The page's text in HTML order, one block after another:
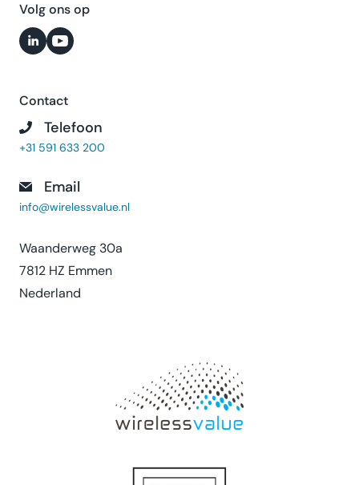
Volg ons op
Contact
Telefoon
+31 591 633 200
Email
info@wirelessvalue.nl
Waanderweg 30a
7812 HZ Emmen
Nederland